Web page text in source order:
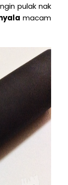
pulak nak
macam